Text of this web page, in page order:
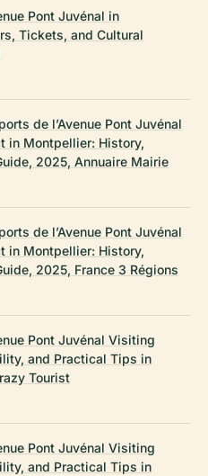
Pont Juvénal in
Tickets, and Cultural
de l’Avenue Pont Juvénal
in Montpellier: History,
2025, Annuaire Mairie
de l’Avenue Pont Juvénal
in Montpellier: History,
2025, France 3 Régions
Pont Juvénal Visiting
and Practical Tips in
Tourist
Pont Juvénal Visiting
and Practical Tips in